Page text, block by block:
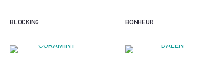
BLOCKING BONHEUR